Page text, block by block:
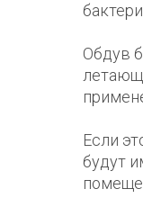
Обдув
Если
будут